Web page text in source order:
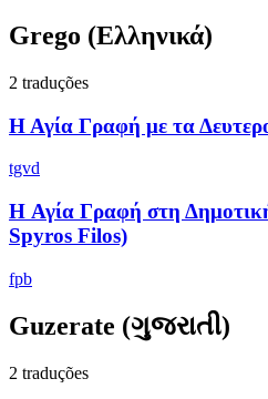
Grego (Ελληνικά)
2 traduções
Η Αγία Γραφή με τα
tgvd
H Αγία Γραφή στη
Spyros Filos)
fpb
Guzerate (ગુજરાતી)
2 traduções